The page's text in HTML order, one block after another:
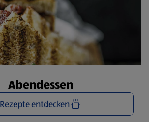
Abendessen
Rezepte entdecken